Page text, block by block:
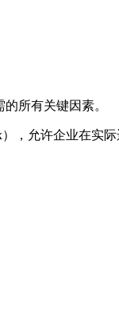
的所有关键因素。
，允许企业在实